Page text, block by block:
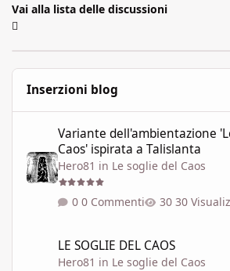
Vai alla lista delle discussioni
Inserzioni blog
Variante dell'ambientazione
Caos' ispirata a Talislanta
Hero81 in Le soglie del Caos
0 Commenti 30
LE SOGLIE DEL CAOS
Hero81 in Le soglie del Caos